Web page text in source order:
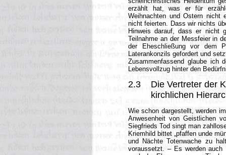
erzählt hat, was er für
Weihnachten und Ostern nicht
nicht feierten. Dass wir nichts
Hinweis darauf, dass er nicht
Teilnahme an der Messfeier in
der Eheschließung vor dem
Laterankonzils gefordert und
Zusammenfassend glaube ich
Lebensvollzug hinter den
2.3
Die Vertreter der
kirchlichen
Wie schon dargestellt, werden
Anwesenheit von Geistlichen
Siegfrieds Tod singt man
Kriemhild bittet „pfaffen unde
und Nächte Totenwache zu
voraussetzt. – Es werden auch